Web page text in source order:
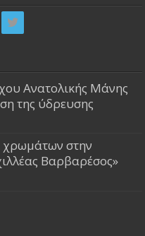
Ανατολικής Μάνης
της ύδρευσης
χρωμάτων στην
Βαρβαρέσος»